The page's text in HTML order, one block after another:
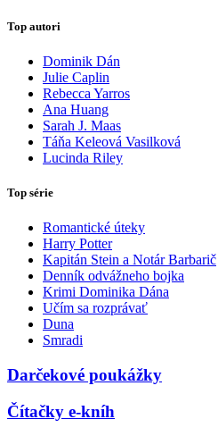
Top autori
Dominik Dán
Julie Caplin
Rebecca Yarros
Ana Huang
Sarah J. Maas
Táňa Keleová Vasilková
Lucinda Riley
Top série
Romantické úteky
Harry Potter
Kapitán Stein a Notár Barbarič
Denník odvážneho bojka
Krimi Dominika Dána
Učím sa rozprávať
Duna
Smradi
Darčekové poukážky
Čítačky e-kníh